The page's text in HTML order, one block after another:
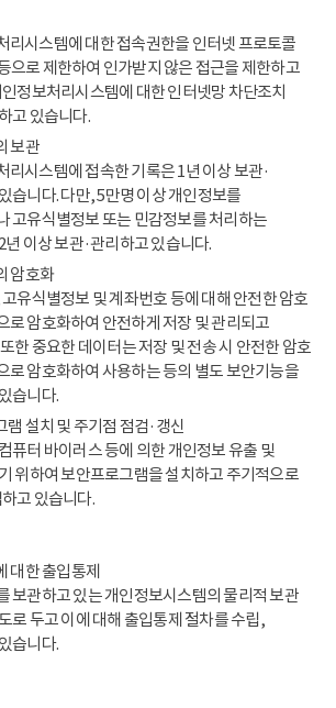
리시스템에 대한 접속권한을 인터넷 프로토콜
으로 제한하여 인가받지 않은 접근을 제한하고
정보처리시스템에 대한 인터넷망 차단조치
고 있습니다.
보관
리시스템에 접속한 기록은 1년 이상 보관·
습니다. 다만, 5만명 이상 개인정보를
고유식별정보 또는 민감정보를 처리하는
년 이상 보관·관리하고 있습니다.
암호화
유식별정보 및 계좌번호 등에 대해 안전한 암호
로 암호화하여 안전하게 저장 및 관리되고
한 중요한 데이터는 저장 및 전송 시 안전한 암호
로 암호화하여 사용하는 등의 별도 보안기능을
습니다.
램 설치 및 주기점 점검·갱신
퓨터 바이러스 등에 의한 개인정보 유출 및
위하여 보안프로그램을 설치하고 주기적으로
고 있습니다.
대한 출입통제
보관하고 있는 개인정보시스템의 물리적 보관
로 두고 이에 대해 출입통제 절차를 수립,
습니다.